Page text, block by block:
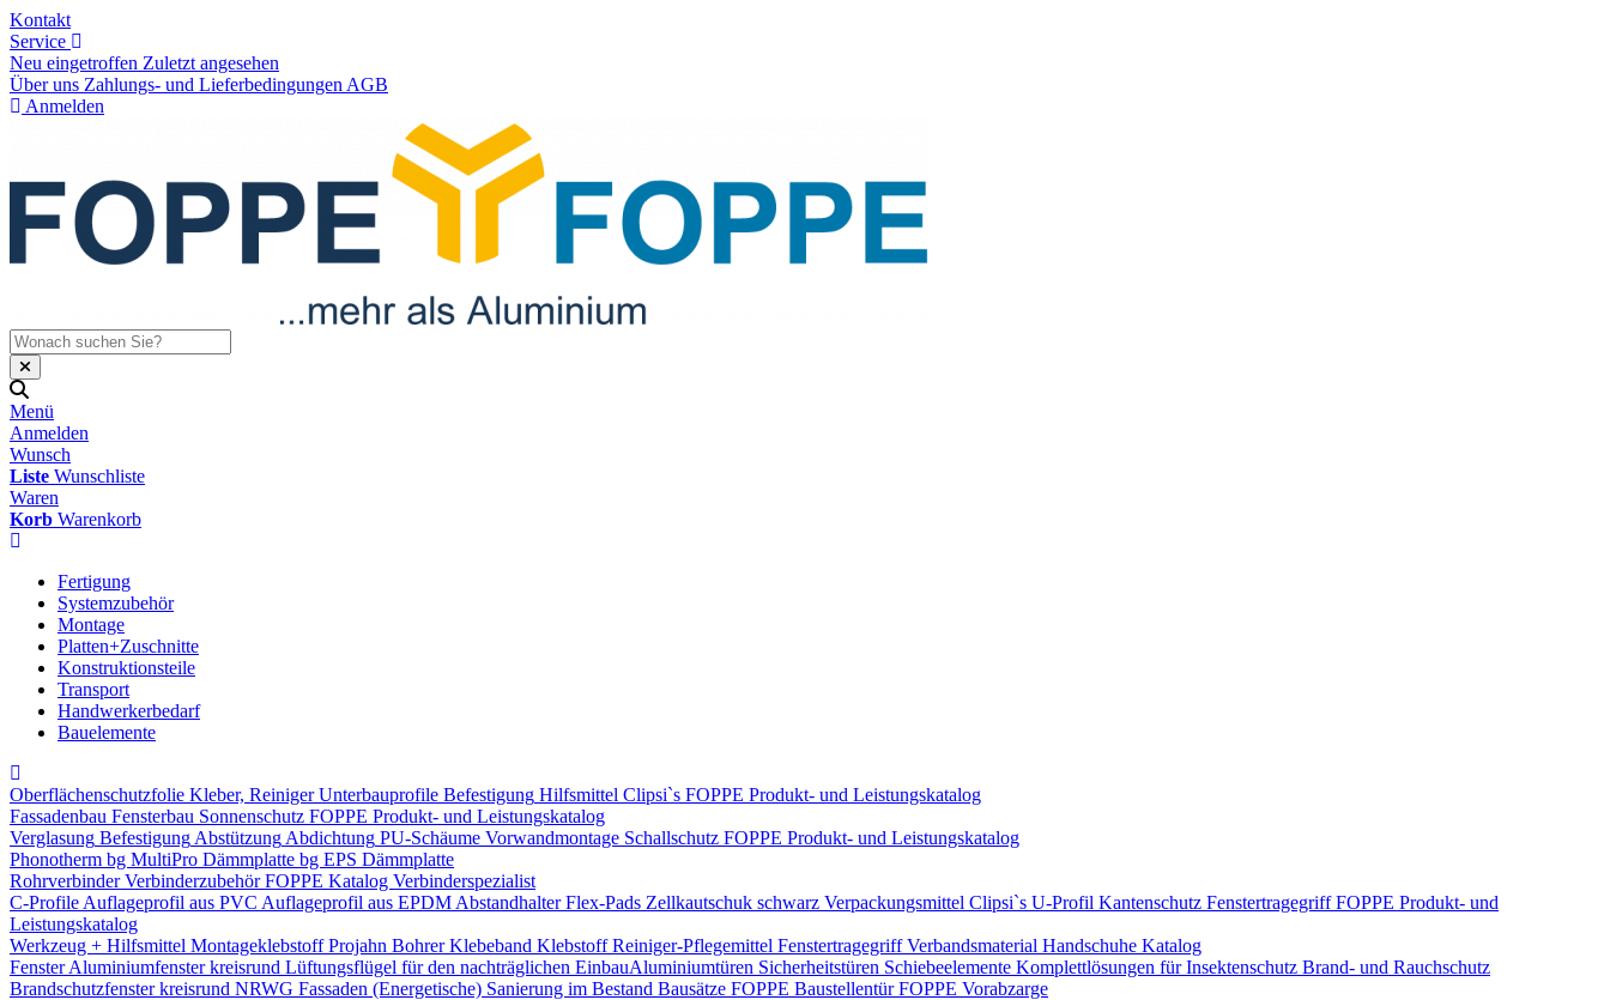
Kontakt
Service
Neu eingetroffen Zuletzt angesehen
Über uns Zahlungs- und Lieferbedingungen AGB
Anmelden
Menü
Anmelden
Wunsch
Liste Wunschliste
Waren
Korb Warenkorb
Fertigung
Systemzubehör
Montage
Platten+Zuschnitte
Konstruktionsteile
Transport
Handwerkerbedarf
Bauelemente
Oberflächenschutzfolie Kleber, Reiniger Unterbauprofile Befestigung Hilfsmittel Clipsi`s FOPPE Produkt- und Leistungskatalog
Fassadenbau Fensterbau Sonnenschutz FOPPE Produkt- und Leistungskatalog
Verglasung Befestigung Abstützung Abdichtung PU-Schäume Vorwandmontage Schallschutz FOPPE Produkt- und Leistungskatalog
Phonotherm bg MultiPro Dämmplatte bg EPS Dämmplatte
Rohrverbinder Verbinderzubehör FOPPE Katalog Verbinderspezialist
C-Profile Auflageprofil aus PVC Auflageprofil aus EPDM Abstandhalter Flex-Pads Zellkautschuk schwarz Verpackungsmittel Clipsi`s U-Profil Kantenschutz Fenstertragegriff FOPPE Produkt- und
Leistungskatalog
Werkzeug + Hilfsmittel Montageklebstoff Projahn Bohrer Klebeband Klebstoff Reiniger-Pflegemittel Fenstertragegriff Verbandsmaterial Handschuhe Katalog
Fenster Aluminiumfenster kreisrund Lüftungsflügel für den nachträglichen Einbau​Aluminiumtüren Sicherheitstüren Schiebeelemente Komplettlösungen für Insektenschutz Brand- und Rauchschutz​
Brandschutzfenster kreisrund NRWG Fassaden (Energetische) Sanierung im Bestand Bausätze FOPPE Baustellentür FOPPE Vorabzarge